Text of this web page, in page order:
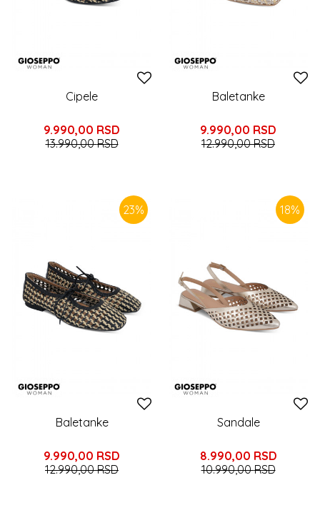
Cipele
9.990,00 RSD
13.990,00RSD
Baletanke
9.990,00 RSD
12.990,00RSD
23%
Baletanke
9.990,00 RSD
12.990,00RSD
18%
Sandale
8.990,00 RSD
10.990,00RSD